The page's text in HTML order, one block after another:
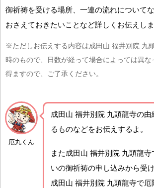
御祈祷を受ける場所、一連の流れについて
おさえておきたいことなど詳しくお伝えしま
※ただしお伝えする内容は成田山 福井別院 九
時のもので、日数が経って場合によっては異な
得ますので、ご了承ください。
厄丸くん
成田山 福井別院 九頭龍寺の
るものなどをお伝えするよ。
また成田山 福井別院 九頭龍
いの御祈祷の申し込みから受
成田山 福井別院 九頭龍寺で厄